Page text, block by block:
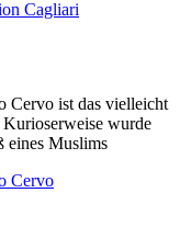
Cervo ist das vielleicht
Kurioserweise wurde
eines Muslims
Cervo